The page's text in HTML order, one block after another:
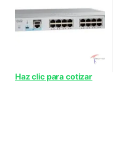
Haz clic para cotizar